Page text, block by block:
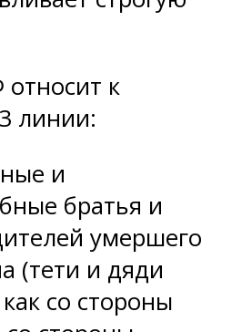
к
линии:
и
братья и
умершего
(тети и дяди
со стороны